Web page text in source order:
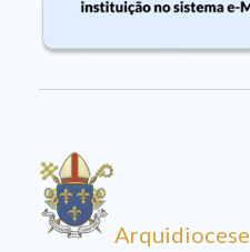
Arquidiocese